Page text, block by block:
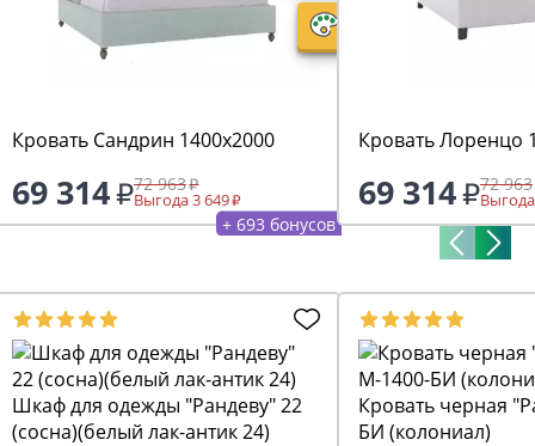
Кровать Сандрин 1400х2000
69 314 72 963
Выгода 3 649
+ 693 бонусов
Кровать Лоренцо
69 314 72 963
Шкаф для одежды "Рандеву" 22
(сосна)(белый лак-антик 24)
Кровать черная
БИ (колониал)